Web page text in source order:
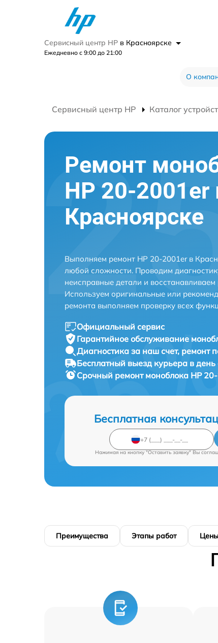
Сервисный центр HP в Красноярске
Ежедневно с 9:00 до 21:00
О
Сервисный центр HP Каталог
Ремонт
HP 20-2001er
Красноярске
Выполняем ремонт HP 20-2001er в
любой сложности. Проводим
неисправные детали и
Используем оригинальные или
ремонта выполняем проверку всех
Официальный сервис
Гарантийное обслуживание
Диагностика за наш счет, ремонт
Бесплатный выезд курьера в
Срочный ремонт моноблока HP
Бесплатная
Нажимая на кнопку "Оставить заявку" Вы
Преимущества Этапы работ Цены